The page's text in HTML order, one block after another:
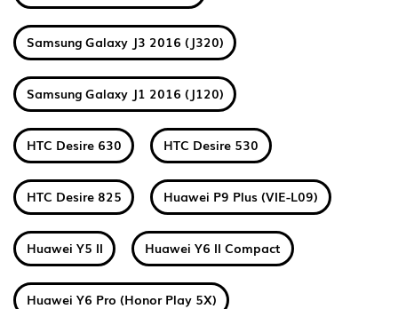
Samsung Galaxy J3 2016 (J320)
Samsung Galaxy J1 2016 (J120)
HTC Desire 630 HTC Desire 530
HTC Desire 825 Huawei P9 Plus (VIE-L09)
Huawei Y5 II Huawei Y6 II Compact
Huawei Y6 Pro (Honor Play 5X)